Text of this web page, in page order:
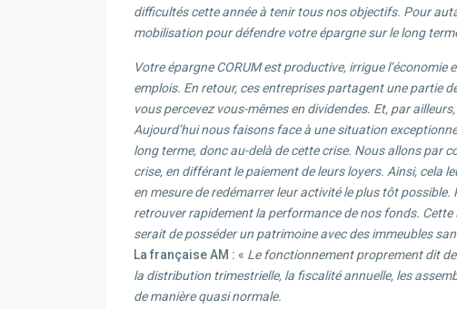
difficultés cette année à tenir tous nos objectifs. Pour
mobilisation pour défendre votre épargne sur le long
Votre épargne CORUM est productive, irrigue
emplois. En retour, ces entreprises partagent une partie
vous percevez vous-mêmes en dividendes. Et, par
Aujourd’hui nous faisons face à une situation
long terme, donc au-delà de cette crise. Nous allons par
crise, en différant le paiement de leurs loyers. Ainsi, cela
en mesure de redémarrer leur activité le plus tôt
retrouver rapidement la performance de nos fonds.
serait de posséder un patrimoine avec des immeubles
La française AM : « Le fonctionnement proprement dit
la distribution trimestrielle, la fiscalité annuelle, les
de manière quasi normale.